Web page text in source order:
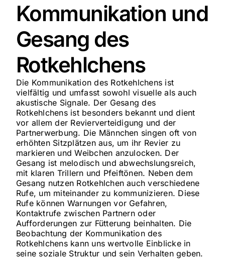
Kommunikation und
Gesang des
Rotkehlchens
Die Kommunikation des Rotkehlchens ist
vielfältig und umfasst sowohl visuelle als auch
akustische Signale. Der Gesang des
Rotkehlchens ist besonders bekannt und dient
vor allem der Revierverteidigung und der
Partnerwerbung. Die Männchen singen oft von
erhöhten Sitzplätzen aus, um ihr Revier zu
markieren und Weibchen anzulocken. Der
Gesang ist melodisch und abwechslungsreich,
mit klaren Trillern und Pfeiftönen. Neben dem
Gesang nutzen Rotkehlchen auch verschiedene
Rufe, um miteinander zu kommunizieren. Diese
Rufe können Warnungen vor Gefahren,
Kontaktrufe zwischen Partnern oder
Aufforderungen zur Fütterung beinhalten. Die
Beobachtung der Kommunikation des
Rotkehlchens kann uns wertvolle Einblicke in
seine soziale Struktur und sein Verhalten geben.